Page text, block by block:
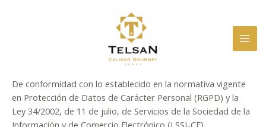
De conformidad con lo establecido en la normativa vigente
en Protección de Datos de Carácter Personal (RGPD) y la
Ley 34/2002, de 11 de julio, de Servicios de la Sociedad de la
Información y de Comercio Electrónico (LSSI-CE),